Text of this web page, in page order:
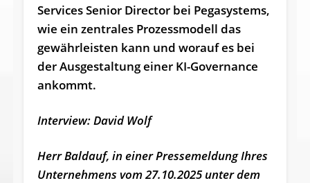
Services Senior Director bei Pegasystems,
wie ein zentrales Prozessmodell das
gewährleisten kann und worauf es bei
der Ausgestaltung einer KI-Governance
ankommt.
Interview: David Wolf
Herr Baldauf, in einer Pressemeldung Ihres
Unternehmens vom 27.10.2025 unter dem